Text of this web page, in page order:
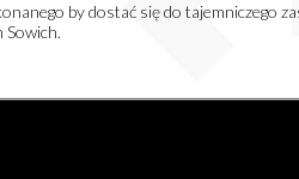
by dostać się do tajemniczego
Sowich.